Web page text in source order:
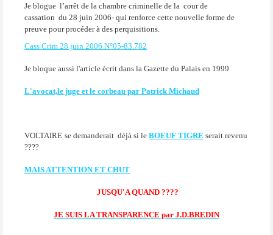
Je blogue l’arrêt de la chambre criminelle de la cour de
cassation du 28 juin 2006- qui renforce cette nouvelle forme de
preuve pour procéder à des perquisitions.
Cass Crim 28 juin 2006 N°05-83.782
Je bloque aussi l'article écrit dans la Gazette du Palais en 1999
L'avocat,le juge et le corbeau par Patrick Michaud
VOLTAIRE se demanderait dèjà si le BOEUF TIGRE serait revenu
????
MAIS ATTENTION ET CHUT
JUSQU'A QUAND ????
JE SUIS LA TRANSPARENCE par J.D.BREDIN